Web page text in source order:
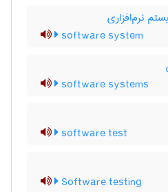
نرم‌افزاری
software system
software systems
software test
Software testing